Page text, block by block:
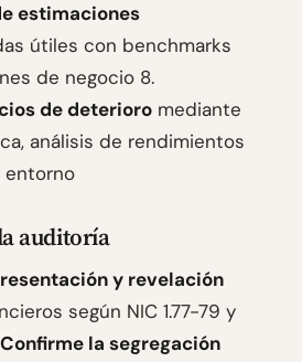
estimaciones
útiles con benchmarks
de negocio 8.
de deterioro mediante
análisis de rendimientos
entorno
auditoría
y revelación
según NIC 1.77-79 y
Confirme la segregación